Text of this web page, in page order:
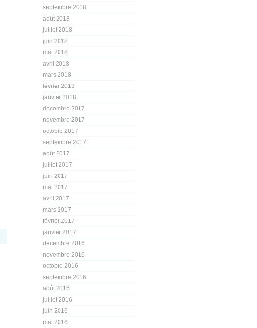
septembre 2018
août 2018
juillet 2018
juin 2018
mai 2018
avril 2018
mars 2018
février 2018
janvier 2018
décembre 2017
novembre 2017
octobre 2017
septembre 2017
août 2017
juillet 2017
juin 2017
mai 2017
avril 2017
mars 2017
février 2017
janvier 2017
décembre 2016
novembre 2016
octobre 2016
septembre 2016
août 2016
juillet 2016
juin 2016
mai 2016